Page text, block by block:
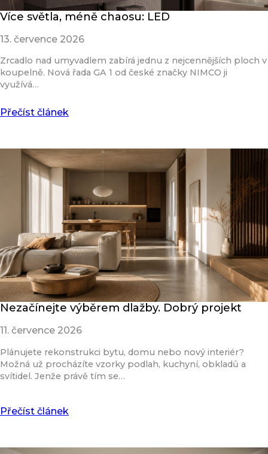
Více světla, méně chaosu: LED
13. července 2026
Zrcadlo nad umyvadlem zabírá jednu z nejcennějších ploch v
koupelně. Nová řada GA 1 od české značky NIMCO ji
využívá…
Přečíst článek
Nezačínejte výběrem dlažby. Dobrý projekt
11. července 2026
Plánujete rekonstrukci bytu, domu nebo nový interiér?
Možná už procházíte vzorky podlah, kuchyní, obkladů a
svítidel. Jenže právě tím se…
Přečíst článek